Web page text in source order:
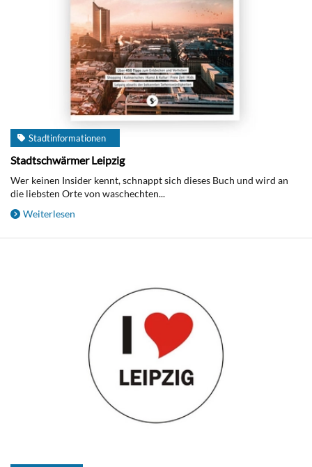
Stadtinformationen
Stadtschwärmer Leipzig
Wer keinen Insider kennt, schnappt sich dieses Buch und wird an
die liebsten Orte von waschechten...
Weiterlesen